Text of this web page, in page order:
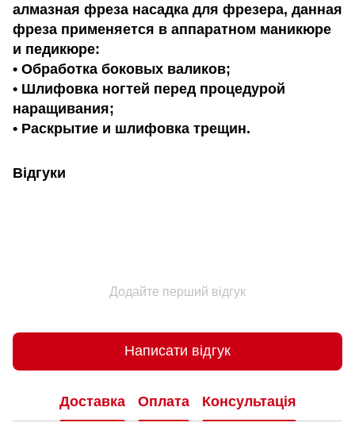
алмазная фреза насадка для фрезера, данная
фреза применяется в аппаратном маникюре
и педикюре:
• Обработка боковых валиков;
• Шлифовка ногтей перед процедурой
наращивания;
​• Раскрытие и шлифовка трещин.
Відгуки
Додайте перший відгук
Написати відгук
Доставка Оплата Консультація